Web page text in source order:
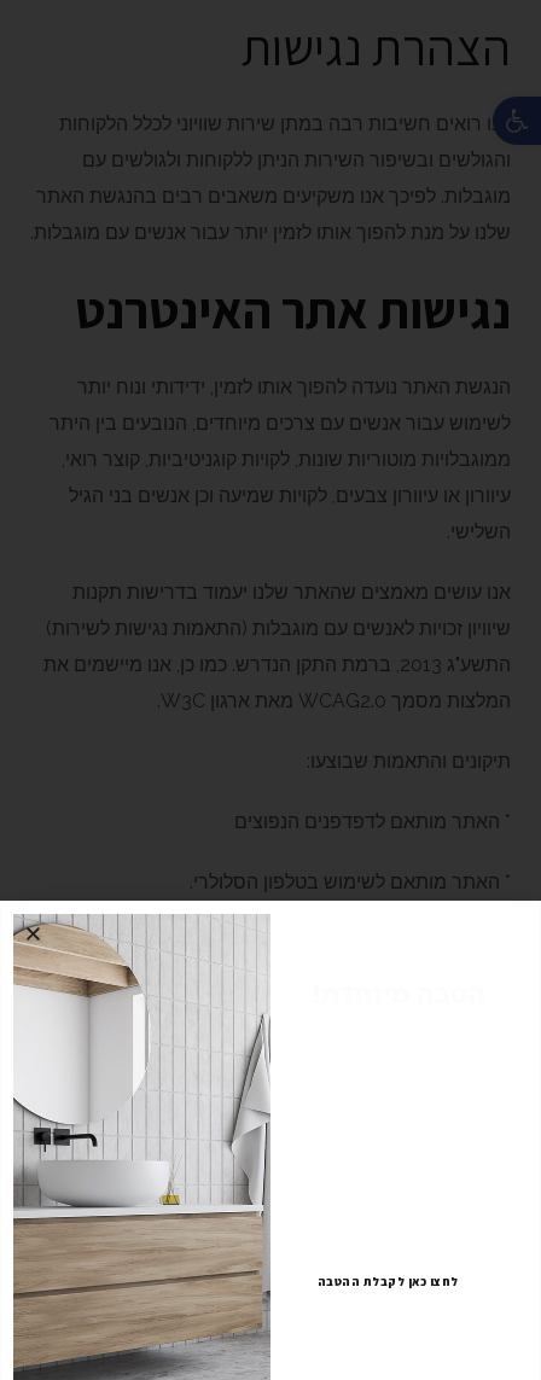
פתח סרגל נגישות
הצהרת נגישות
אנו רואים חשיבות רבה במתן שירות שוויוני לכלל הלקוחות
והגולשים ובשיפור השירות הניתן ללקוחות ולגולשים עם
מוגבלות. לפיכך אנו משקיעים משאבים רבים בהנגשת האתר
שלנו על מנת להפוך אותו לזמין יותר עבור אנשים עם מוגבלות.
נגישות אתר האינטרנט
הנגשת האתר נועדה להפוך אותו לזמין, ידידותי ונוח יותר
לשימוש עבור אנשים עם צרכים מיוחדים, הנובעים בין היתר
ממוגבלויות מוטוריות שונות, לקויות קוגניטיביות, קוצר רואי,
עיוורון או עיוורון צבעים, לקויות שמיעה וכן אנשים בני הגיל
השלישי.
אנו עושים מאמצים שהאתר שלנו יעמוד בדרישות תקנות
שיוויון זכויות לאנשים עם מוגבלות (התאמות נגישות לשירות)
התשע"ג 2013, ברמת התקן הנדרש. כמו כן, אנו מיישמים את
המלצות מסמך WCAG2.0 מאת ארגון W3C.
תיקונים והתאמות שבוצעו:
* האתר מותאם לדפדפנים הנפוצים
* האתר מותאם לשימוש בטלפון הסלולרי.
* האתר מותאם לתצוגה תואמת מגוון מסכים ורזולוציות.
* אמצעי הניווט באתר פשוטים וברורים.
* תכני האתר כתובים באופן ברור, מסודר והיררכי.
* תוכן האתר כתוב בשפה פשוטה וברורה.
* כל הדפים באתר בעלי מבנה קבוע.
* למרבית התמונות באתר יש הסבר טקסטואלי חלופי (alt).
* האתר מאפשר שינוי גודל הגופן על ידי שימוש במקש Ctrl
לחצו כאן לקבלת ההטבה